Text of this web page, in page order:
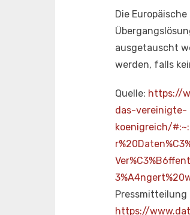
Die
ausgetauscht
werden, falls
Quelle: https://
das-vereinigte-
koenigreich/
Pressmitteilung
https://